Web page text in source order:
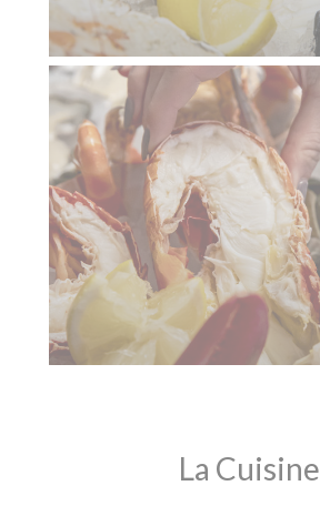
La Cuisine